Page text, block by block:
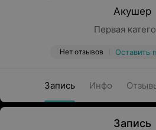
Акушер
Первая
Нет отзывов Оставить
Запись Инфо
Запись